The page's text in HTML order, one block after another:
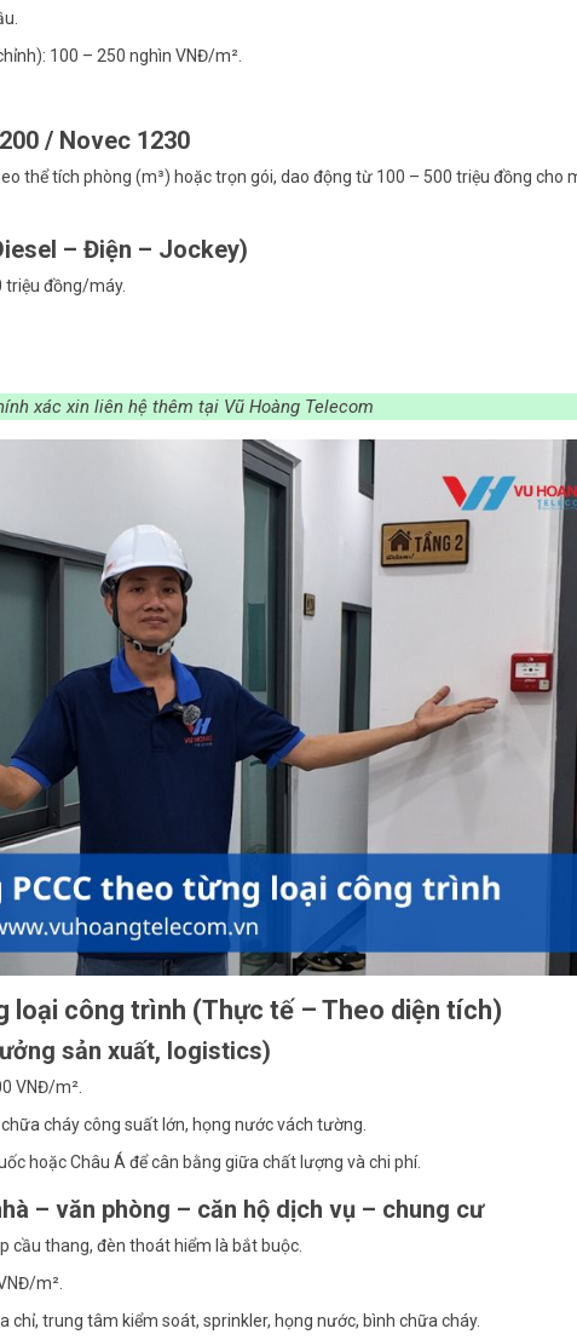
100 – 250 nghìn VNĐ/m².
/ Novec 1230
thể tích phòng (m³) hoặc trọn gói, dao động từ 100 – 500 triệu đồng cho
– Điện – Jockey)
triệu đồng/máy.
xác xin liên hệ thêm tại Vũ Hoàng Telecom
loại công trình (Thực tế – Theo diện tích)
sản xuất, logistics)
VNĐ/m².
cháy công suất lớn, họng nước vách tường.
hoặc Châu Á để cân bằng giữa chất lượng và chi phí.
– văn phòng – căn hộ dịch vụ – chung cư
cầu thang, đèn thoát hiểm là bắt buộc.
m².
chỉ, trung tâm kiểm soát, sprinkler, họng nước, bình chữa cháy.